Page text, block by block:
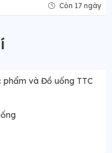
Còn 17 ngày
phẩm và Đồ uống TTC